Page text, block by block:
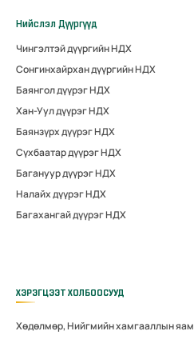
Нийслэл Дүүргүүд
Чингэлтэй дүүргийн НДХ
Сонгинхайрхан дүүргийн НДХ
Баянгол дүүрэг НДХ
Хан-Уул дүүрэг НДХ
Баянзүрх дүүрэг НДХ
Сүхбаатар дүүрэг НДХ
Багануур дүүрэг НДХ
Налайх дүүрэг НДХ
Багахангай дүүрэг НДХ
ХЭРЭГЦЭЭТ ХОЛБООСУУД
Хөдөлмөр, Нийгмийн хамгааллын яам